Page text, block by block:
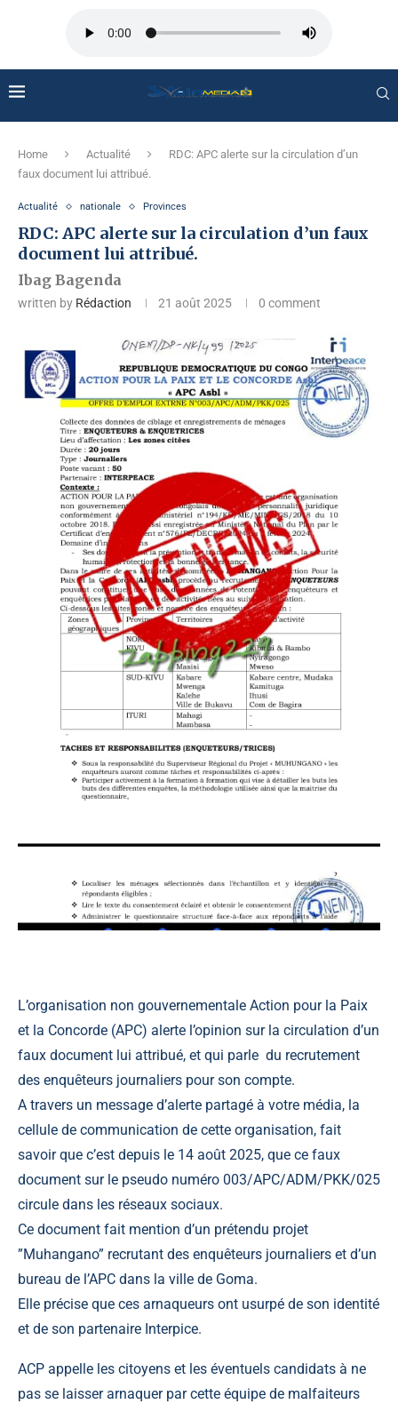
Home Actualité
RDC: APC alerte sur la circulation d’un
faux document lui attribué.
Actualité nationale Provinces
RDC: APC alerte sur la circulation d’un faux
document lui attribué.
Ibag Bagenda
written by Rédaction 21 août 2025 0 comment
L’organisation non gouvernementale Action pour la Paix
et la Concorde (APC) alerte l’opinion sur la circulation d’un
faux document lui attribué, et qui parle du recrutement
des enquêteurs journaliers pour son compte.
A travers un message d’alerte partagé à votre média, la
cellule de communication de cette organisation, fait
savoir que c’est depuis le 14 août 2025, que ce faux
document sur le pseudo numéro 003/APC/ADM/PKK/025
circule dans les réseaux sociaux.
Ce document fait mention d’un prétendu projet
”Muhangano” recrutant des enquêteurs journaliers et d’un
bureau de l’APC dans la ville de Goma.
Elle précise que ces arnaqueurs ont usurpé de son identité
et de son partenaire Interpice.
ACP appelle les citoyens et les éventuels candidats à ne
pas se laisser arnaquer par cette équipe de malfaiteurs